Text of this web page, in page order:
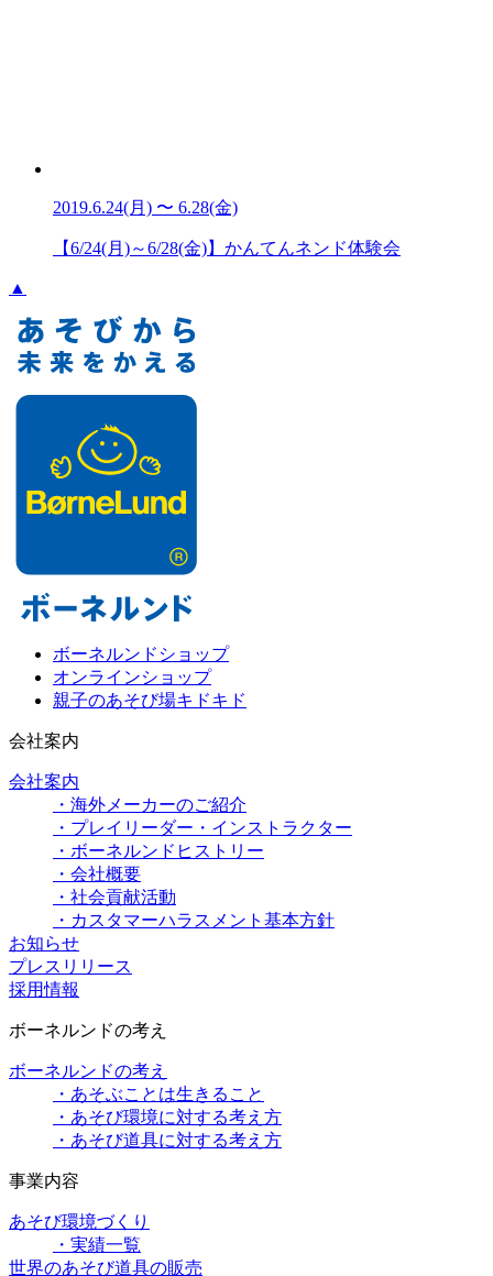
2019.6.24(月) 〜 6.28(金)
【6/24(月)～6/28(金)】かんてんネンド体験会
▲
ボーネルンドショップ
オンラインショップ
親子のあそび場キドキド
会社案内
会社案内
・海外メーカーのご紹介
・プレイリーダー・インストラクター
・ボーネルンドヒストリー
・会社概要
・社会貢献活動
・カスタマーハラスメント基本方針
お知らせ
プレスリリース
採用情報
ボーネルンドの考え
ボーネルンドの考え
・あそぶことは生きること
・あそび環境に対する考え方
・あそび道具に対する考え方
事業内容
あそび環境づくり
・実績一覧
世界のあそび道具の販売